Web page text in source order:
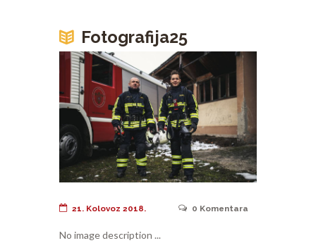
Fotografija25
21. Kolovoz 2018. 0 Komentara
No image description ...